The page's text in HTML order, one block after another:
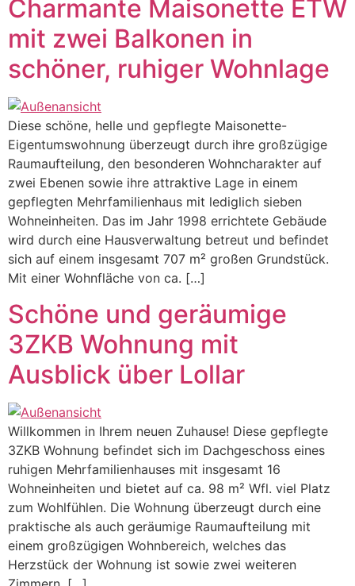
Charmante Maisonette ETW
mit zwei Balkonen in
schöner, ruhiger Wohnlage
Diese schöne, helle und gepflegte Maisonette-
Eigentumswohnung überzeugt durch ihre großzügige
Raumaufteilung, den besonderen Wohncharakter auf
zwei Ebenen sowie ihre attraktive Lage in einem
gepflegten Mehrfamilienhaus mit lediglich sieben
Wohneinheiten. Das im Jahr 1998 errichtete Gebäude
wird durch eine Hausverwaltung betreut und befindet
sich auf einem insgesamt 707 m² großen Grundstück.
Mit einer Wohnfläche von ca. […]
Schöne und geräumige
3ZKB Wohnung mit
Ausblick über Lollar
Willkommen in Ihrem neuen Zuhause! Diese gepflegte
3ZKB Wohnung befindet sich im Dachgeschoss eines
ruhigen Mehrfamilienhauses mit insgesamt 16
Wohneinheiten und bietet auf ca. 98 m² Wfl. viel Platz
zum Wohlfühlen. Die Wohnung überzeugt durch eine
praktische als auch geräumige Raumaufteilung mit
einem großzügigen Wohnbereich, welches das
Herzstück der Wohnung ist sowie zwei weiteren